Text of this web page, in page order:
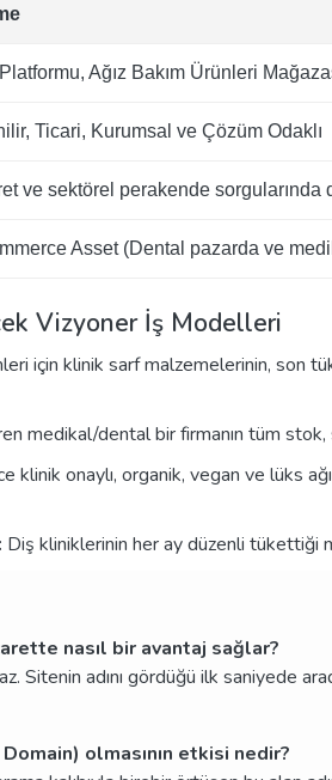
Ağız Bakım Ürünleri
Ticari, Kurumsal ve Çözüm Odaklı
ve sektörel perakende
Asset (Dental pazarda ve
Vizyoner İş Modelleri
için klinik sarf malzemelerinin, son
medikal/dental bir firmanın tüm
klinik onaylı, organik, vegan ve lüks
Diş kliniklerinin her ay düzenli tükettiği
nasıl bir avantaj sağlar?
Sitenin adını gördüğü ilk saniyede
olmasının etkisi nedir?